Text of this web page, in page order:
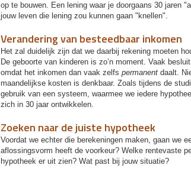
op te bouwen. Een lening waar je doorgaans 30 jaren
jouw leven die lening zou kunnen gaan "knellen".
Verandering van besteedbaar inkomen
Het zal duidelijk zijn dat we daarbij rekening moeten
De geboorte van kinderen is zo’n moment. Vaak
omdat het inkomen dan vaak zelfs permanentdaalt.
maandelijkse kosten is denkbaar. Zoals tijdens de
gebruik van een systeem, waarmee we iedere
zich in 30 jaar ontwikkelen.
Zoeken naar de juiste hypotheek
Voordat we echter die berekeningen maken, gaan we
aflossingsvorm heeft de voorkeur? Welke rentevaste
hypotheek er uit zien? Wat past bij jouw situatie?